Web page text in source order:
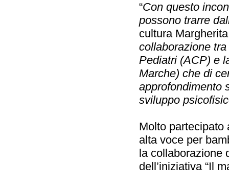
“Con questo
possono trarre
cultura
collaborazione
Pediatri (ACP) e
Marche) che di
approfondimento
sviluppo
Molto partecipato
alta voce per
la collaborazione
dell’iniziativa “Il